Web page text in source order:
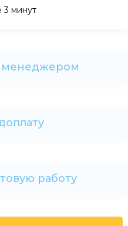
3 минут
менеджером
работу